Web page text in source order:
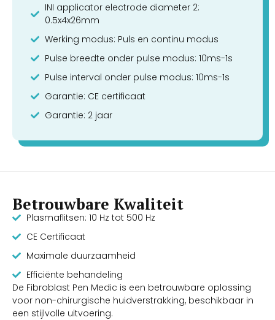
INI applicator electrode diameter 2:
0.5x4x26mm
Werking modus: Puls en continu modus
Pulse breedte onder pulse modus: 10ms-1s
Pulse interval onder pulse modus: 10ms-1s
Garantie: CE certificaat
Garantie: 2 jaar
Betrouwbare Kwaliteit
Plasmaflitsen: 10 Hz tot 500 Hz
CE Certificaat
Maximale duurzaamheid
Efficiënte behandeling
De Fibroblast Pen Medic is een betrouwbare oplossing
voor non-chirurgische huidverstrakking, beschikbaar in
een stijlvolle uitvoering.